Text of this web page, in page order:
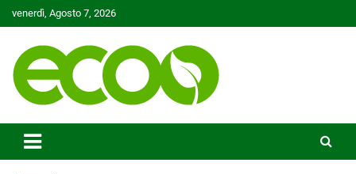
to
venerdì, Agosto 7, 2026
Ecoo.it